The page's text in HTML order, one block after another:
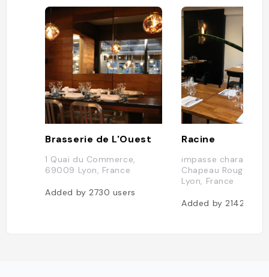
Brasserie de L'Ouest
1 Quai du Commerce,
69009 Lyon, France
Added by2730 users
Racine
impasse charavay, 1
Chapeau Rouge,
Lyon, France
Added by2142